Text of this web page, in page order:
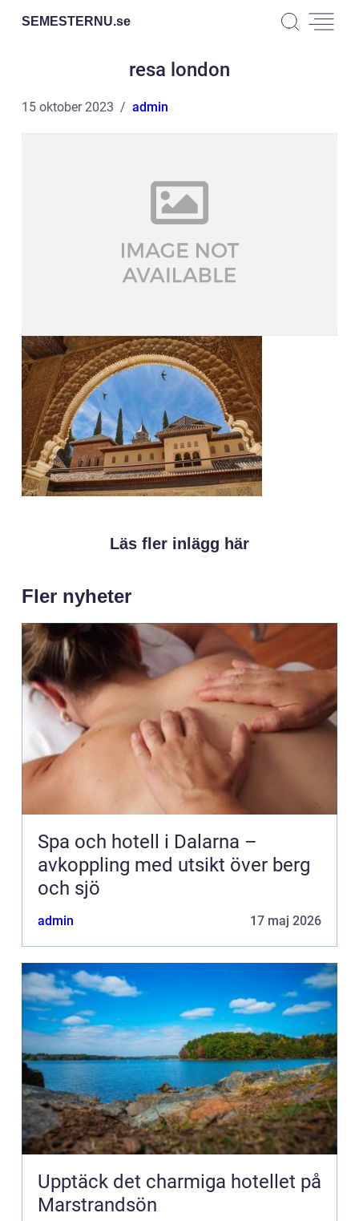
SEMESTERNU.se
resa london
15 oktober 2023 admin
Läs fler inlägg här
Fler nyheter
Spa och hotell i Dalarna –
avkoppling med utsikt över berg
och sjö
admin 17 maj 2026
Upptäck det charmiga hotellet på
Marstrandsön